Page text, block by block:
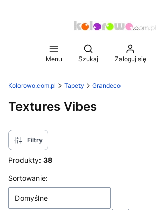
Menu
Otwórz wyszukiwarkę
Szukaj Zaloguj się
Kolorowo.com.pl Tapety Grandeco
Textures Vibes
Filtry
Produkty: 38
Lista produktów
Sortowanie:
Domyślne